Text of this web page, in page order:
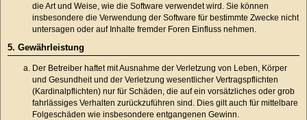
die Art und Weise, wie die Software verwendet wird. Sie können
insbesondere die Verwendung der Software für bestimmte Zwecke nicht
untersagen oder auf Inhalte fremder Foren Einfluss nehmen.
5. Gewährleistung
Der Betreiber haftet mit Ausnahme der Verletzung von Leben, Körper
und Gesundheit und der Verletzung wesentlicher Vertragspflichten
(Kardinalpflichten) nur für Schäden, die auf ein vorsätzliches oder grob
fahrlässiges Verhalten zurückzuführen sind. Dies gilt auch für mittelbare
Folgeschäden wie insbesondere entgangenen Gewinn.